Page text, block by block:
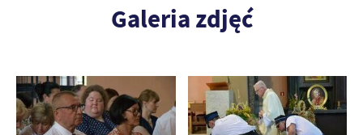
Galeria zdjęć